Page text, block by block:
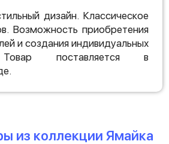
дизайн. Классическое
Возможность приобретения
и создания индивидуальных
Товар поставляется в
из коллекции Ямайка